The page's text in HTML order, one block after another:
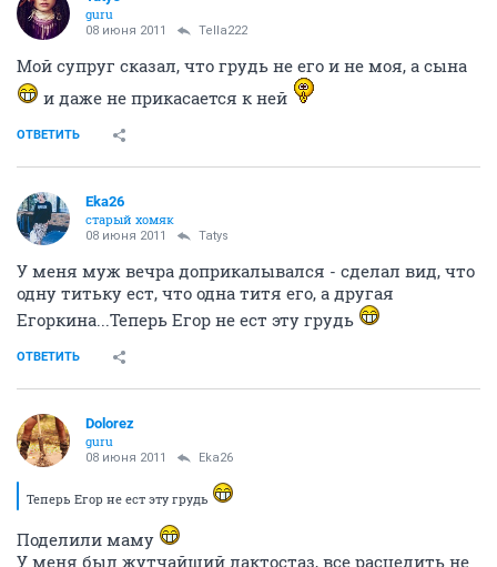
guru
08 июня 2011 Tella222
Мой супруг сказал, что грудь не его и не моя, а сына
и даже не прикасается к ней
ОТВЕТИТЬ
Eka26
старый хомяк
08 июня 2011 Tatys
У меня муж вечра доприкалывался - сделал вид, что
одну титьку ест, что одна титя его, а другая
Егоркина...Теперь Егор не ест эту грудь
ОТВЕТИТЬ
Dolorez
guru
08 июня 2011 Eka26
Теперь Егор не ест эту грудь
Поделили маму
У меня был жутчайший лактостаз, все расцедить не